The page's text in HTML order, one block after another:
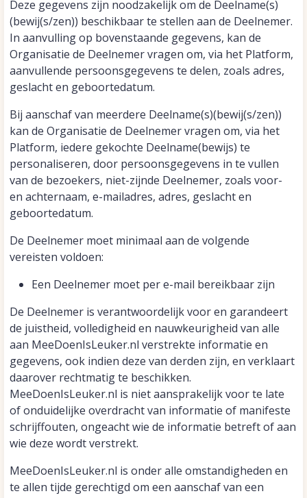
Deze gegevens zijn noodzakelijk om de Deelname(s)
(bewij(s/zen)) beschikbaar te stellen aan de Deelnemer.
In aanvulling op bovenstaande gegevens, kan de
Organisatie de Deelnemer vragen om, via het Platform,
aanvullende persoonsgegevens te delen, zoals adres,
geslacht en geboortedatum.
Bij aanschaf van meerdere Deelname(s)(bewij(s/zen))
kan de Organisatie de Deelnemer vragen om, via het
Platform, iedere gekochte Deelname(bewijs) te
personaliseren, door persoonsgegevens in te vullen
van de bezoekers, niet-zijnde Deelnemer, zoals voor-
en achternaam, e-mailadres, adres, geslacht en
geboortedatum.
De Deelnemer moet minimaal aan de volgende
vereisten voldoen:
Een Deelnemer moet per e-mail bereikbaar zijn
De Deelnemer is verantwoordelijk voor en garandeert
de juistheid, volledigheid en nauwkeurigheid van alle
aan MeeDoenIsLeuker.nl verstrekte informatie en
gegevens, ook indien deze van derden zijn, en verklaart
daarover rechtmatig te beschikken.
MeeDoenIsLeuker.nl is niet aansprakelijk voor te late
of onduidelijke overdracht van informatie of manifeste
schrijffouten, ongeacht wie de informatie betreft of aan
wie deze wordt verstrekt.
MeeDoenIsLeuker.nl is onder alle omstandigheden en
te allen tijde gerechtigd om een aanschaf van een